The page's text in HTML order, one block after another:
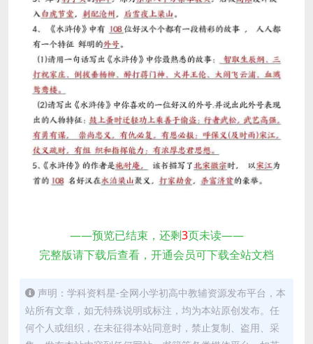
——预览已结束，还剩3页未读——
完整版请下载后查看，开通会员可下载全站文档
声明：学科资料星-全网小学初高中教辅资源发布平台，本
站所有文章，如无特殊说明或标注，均为本站原创发布。任
何个人或组织，在未征得本站同意时，禁止复制、盗用、采